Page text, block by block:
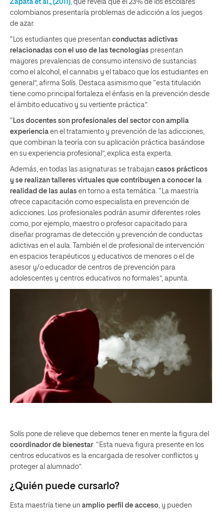
Zapata et al., (2011), que revela que el 23% de los escolares
colombianos presentaría problemas de adicción a los juegos
de azar.
“Los estudiantes que presentan conductas adictivas
relacionadas con el uso de las tecnologías presentan
mayores prevalencias de consumo intensivo de sustancias
como el alcohol, el cannabis y el tabaco que los estudiantes en
general”, afirma Solís. Destaca asimismo que “esta titulación
tiene como principal fortaleza el énfasis en la prevención desde
el ámbito educativo y su vertiente práctica”.
“ Los docentes son profesionales del sector con amplia
experiencia en el tratamiento y prevención de las adicciones,
que combinan la teoría con su aplicación práctica basándose
en su experiencia profesional”, explica esta experta.
Además, en todas las asignaturas se trabajan casos prácticos
y se realizan talleres virtuales que contribuyen a conocer la
realidad de las aulas en torno a esta temática. “La maestría
ofrece capacitación como especialista en prevención de
adicciones. Los profesionales podrán asumir diferentes roles
como, por ejemplo, maestro o profesor capacitado para
diseñar programas de detección y prevención de conductas
adictivas en el aula. También el de profesional de intervención
en espacios terapéuticos y educativos de menores o el de
asesor y/o educador de centros de prevención para
adolescentes y centros educativos no formales”, apunta.
Solís pone de relieve que debemos tener en mente la figura del
coordinador de bienestar . “Esta nueva figura presente en los
centros educativos es la encargada de resolver conflictos y
proteger al alumnado”.
¿Quién puede cursarlo?
Esta maestría tiene un amplio perfil de acceso , y pueden